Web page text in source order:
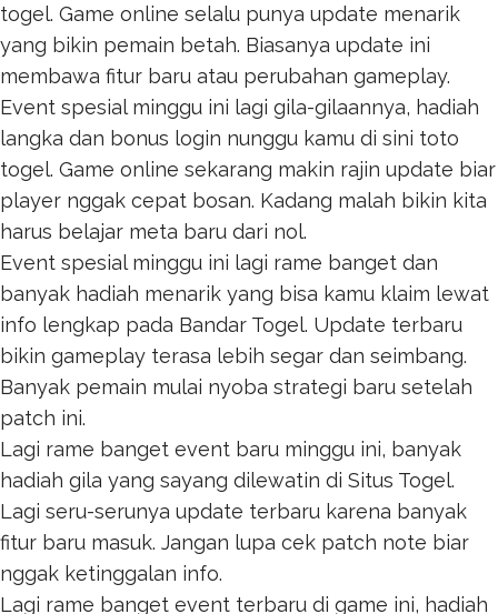
togel. Game online selalu punya update menarik
yang bikin pemain betah. Biasanya update ini
membawa fitur baru atau perubahan gameplay.
Event spesial minggu ini lagi gila-gilaannya, hadiah
langka dan bonus login nunggu kamu di sini toto
togel. Game online sekarang makin rajin update biar
player nggak cepat bosan. Kadang malah bikin kita
harus belajar meta baru dari nol.
Event spesial minggu ini lagi rame banget dan
banyak hadiah menarik yang bisa kamu klaim lewat
info lengkap pada Bandar Togel. Update terbaru
bikin gameplay terasa lebih segar dan seimbang.
Banyak pemain mulai nyoba strategi baru setelah
patch ini.
Lagi rame banget event baru minggu ini, banyak
hadiah gila yang sayang dilewatin di Situs Togel.
Lagi seru-serunya update terbaru karena banyak
fitur baru masuk. Jangan lupa cek patch note biar
nggak ketinggalan info.
Lagi rame banget event terbaru di game ini, hadiah